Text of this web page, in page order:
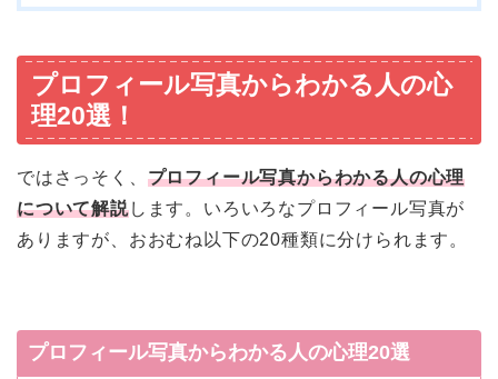
プロフィール写真からわかる人の心
理20選！
ではさっそく、 プロフィール写真からわかる人の心理
について解説します。いろいろなプロフィール写真が
ありますが、おおむね以下の20種類に分けられます。
プロフィール写真からわかる人の心理20選